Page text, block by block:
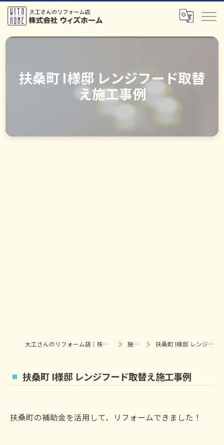
扶桑町 I様邸 レンジフード取替
え施工事例
大工さんのリフォーム店｜株式会社ウィズホーム｜扶桑・犬山 施工事例 扶桑町 I様邸 レンジフード取替え施工事例
扶桑町 I様邸 レンジフード取替え施工事例
扶桑町の補助金を活用して、リフォームできました！